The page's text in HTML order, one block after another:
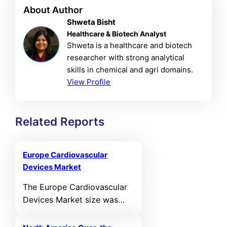
About Author
Shweta Bisht
Healthcare & Biotech Analyst
Shweta is a healthcare and biotech
researcher with strong analytical
skills in chemical and agri domains.
View Profile
Related Reports
Europe Cardiovascular
Devices Market
The Europe Cardiovascular
Devices Market size was